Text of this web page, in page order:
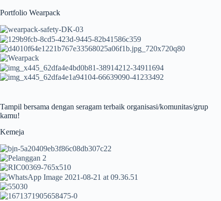
Portfolio Wearpack
Tampil bersama dengan seragam terbaik organisasi/komunitas/grup
kamu!
Kemeja